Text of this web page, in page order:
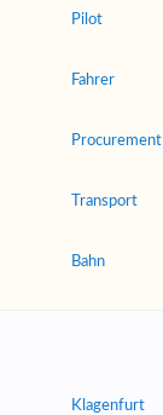
Pilot
Fahrer
Procurement
Transport
Bahn
Klagenfurt